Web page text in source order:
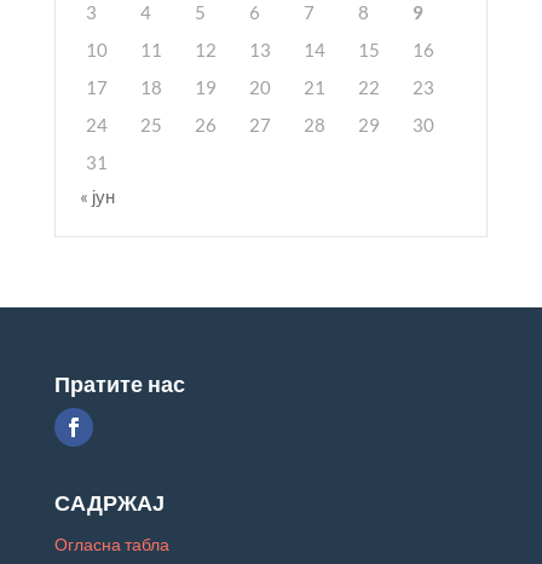
3
4 5 6 7 8
9
10
11 12 13 14 15
16
17
18 19 20 21 22
23
24
25 26 27 28 29
30
31
« јун
Пратите нас
САДРЖАЈ
Огласна табла